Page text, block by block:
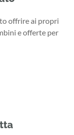
offrire ai propri
e offerte per